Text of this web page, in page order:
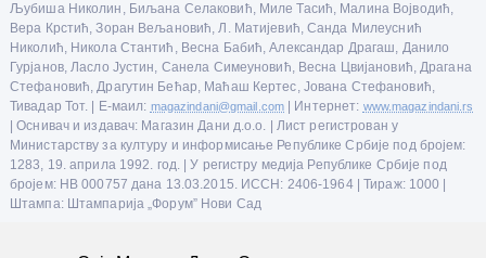
Љубиша Николин, Биљана Селаковић, Миле Тасић, Малина Војводић,
Вера Крстић, Зоран Вељановић, Л. Матијевић, Санда Милеуснић
Николић, Никола Стантић, Весна Бабић, Александар Драгаш, Данило
Гурјанов, Ласло Јустин, Санела Симеуновић, Весна Цвијановић, Драгана
Стефановић, Драгутин Бећар, Маћаш Кертес, Јована Стефановић,
Тивадар Тот. | Е-маил: magazindani@gmail.com | Интернет: www.magazindani.rs
| Оснивач и издавач: Магазин Дани д.о.о. | Лист регистрован у
Министарству за културу и информисање Републике Србије под бројем:
1283, 19. априла 1992. год. | У регистру медија Републике Србије под
бројем: НВ 000757 дана 13.03.2015. ИССН: 2406-1964 | Тираж: 1000 |
Штампа: Штампарија „Форум” Нови Сад